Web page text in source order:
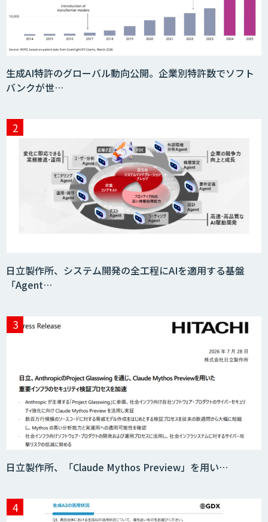
「AI課題の⽬利き」コンサルティングサ
タ収集・作成
JOINT AI Flow byGMO
Acompany セキュアチャット
AI価格調査ツールSmapra
secondz Agentsense
生成AI特許のグローバル動向公開。企業別特許数でソフト
バンクが世…
日立製作所、システム開発の全工程にAIを適用する基盤
「Agent…
日立製作所、「Claude Mythos Preview」を用い…